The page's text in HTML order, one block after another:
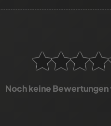
Noch keine Bewertungen